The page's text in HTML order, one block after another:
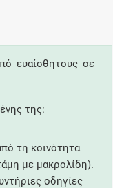
και τις
ευαίσθητους σε
της:
τη κοινότητα
με μακρολίδη).
οδηγίες